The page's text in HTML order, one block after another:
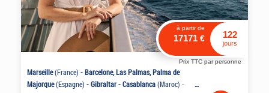
à partir de
17171€ 122
jours
Prix TTC par personne
Marseille(France) -Barcelone, Las Palmas, Palma de
Majorque(Espagne) -Gibraltar-Casablanca(Maroc) -